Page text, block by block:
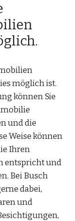
möglich ist.
können Sie
und die
Weise können
Ihren
entspricht und
Bei Busch
dabei,
und